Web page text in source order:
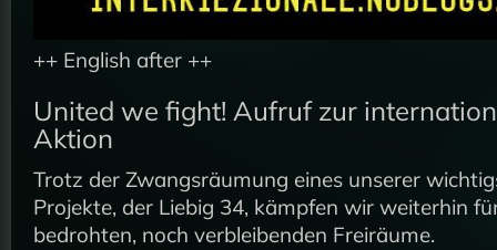
++ English after ++
United we fight! Aufruf zur
Aktion
Trotz der Zwangsräumung eines unserer
Projekte, der Liebig 34, kämpfen wir weiterhin
bedrohten, noch verbleibenden Freiräume.